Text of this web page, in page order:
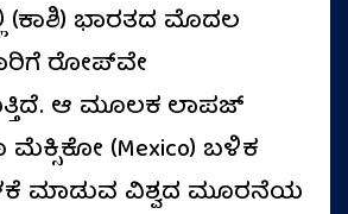
ಭಾರತದ ಮೊದಲ
ರೋಪ್‌ವೇ
ಆ ಮೂಲಕ ಲಾಪಜ್
ಮೆಕ್ಸಿಕೋ (Mexico) ಬಳಿಕ
ಮಾಡುವ ವಿಶ್ವದ ಮೂರನೆಯ